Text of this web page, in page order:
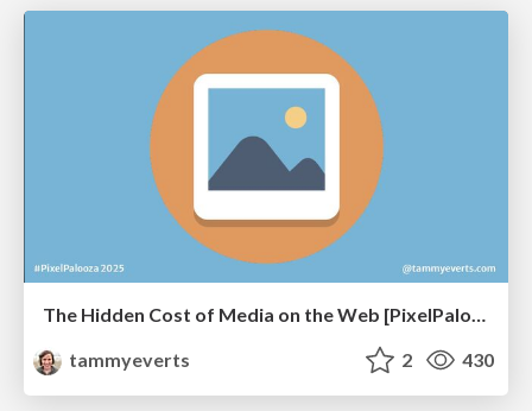
The Hidden Cost of Media on the Web [PixelPalooza 2025]
tammyeverts
2 430